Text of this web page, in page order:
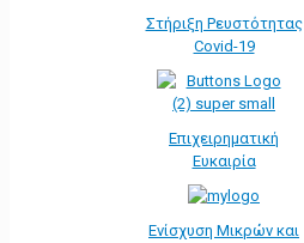
Στήριξη Ρευστότητας
Covid-19
Επιχειρηματική
Ευκαιρία
Ενίσχυση Μικρών και